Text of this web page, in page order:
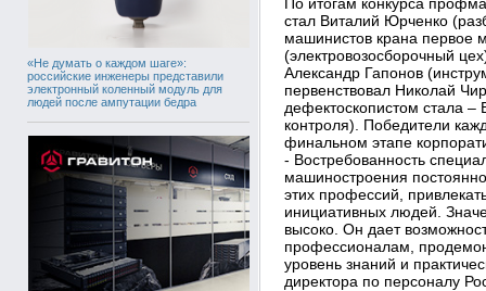
«Не думать о каждом шаге»:
российские инженеры представили
электронный коленный модуль для
людей после ампутации бедра
стал Виталий Юрченко
машинистов крана первое
(электровозосборочный
Александр Гапонов
первенствовал Николай
дефектоскопистом стала
контроля). Победители
финальном этапе
- Востребованность
машиностроения
этих профессий,
инициативных людей.
высоко. Он дает
профессионалам,
уровень знаний и
директора по персоналу